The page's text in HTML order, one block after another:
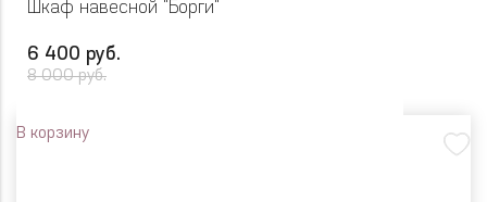
Шкаф навесной "Борги"
6 400 руб.
8 000 руб.
В корзину